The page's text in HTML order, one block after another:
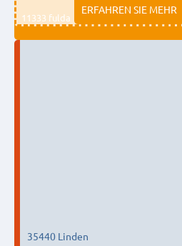
ERFAHREN SIE MEHR
11333 fulda
35440 Linden